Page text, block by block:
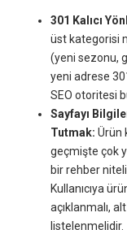
301 Kalıcı
üst kategorisi
(yeni sezonu,
yeni adrese
SEO otoritesi
Sayfayı
Tutmak: Ürün
geçmişte çok
bir rehber
Kullanıcıya
açıklanmalı,
listelenmelidir.